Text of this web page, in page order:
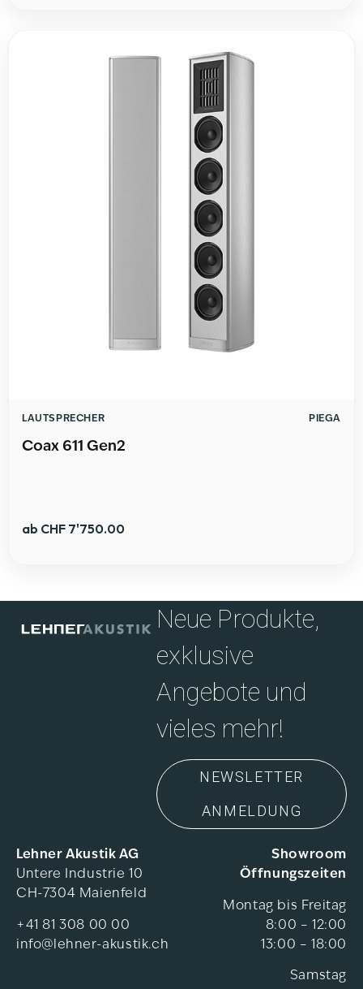
LAUTSPRECHER PIEGA
Coax 611 Gen2
ab CHF 7'750.00
Neue Produkte,
exklusive
Angebote und
vieles mehr!
NEWSLETTER
ANMELDUNG
Lehner Akustik AG
Untere Industrie 10
CH-7304 Maienfeld
+41 81 308 00 00
info@lehner-akustik.ch
Showroom
Öffnungszeiten
Montag bis Freitag
8:00 – 12:00
13:00 – 18:00
Samstag